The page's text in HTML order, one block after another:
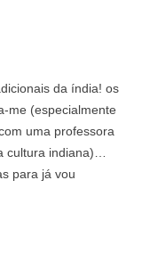
da índia! os
me (especialmente
uma professora
cultura indiana)…
para já vou